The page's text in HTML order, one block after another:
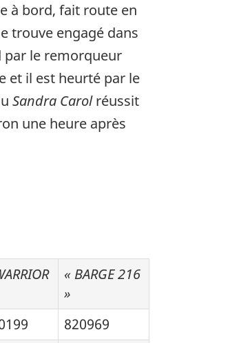
à bord, fait route en
trouve engagé dans
par le remorqueur
et il est heurté par le
Sandra Carolréussit
une heure après
« BARGE 216
»
820969